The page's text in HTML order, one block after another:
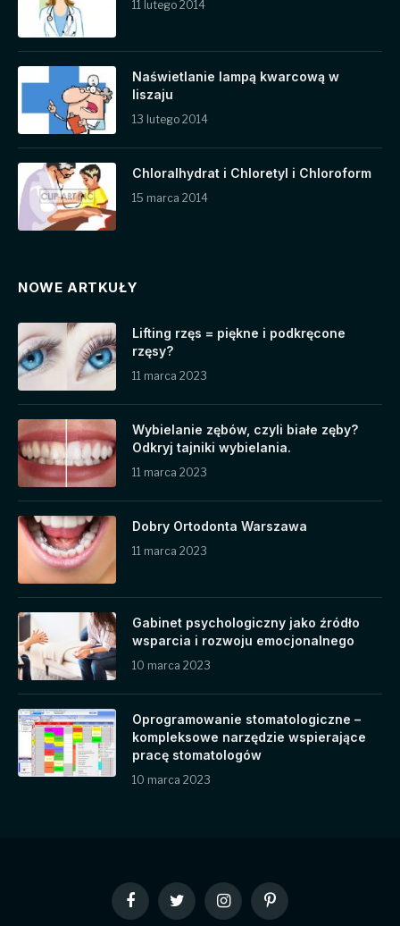
11 lutego 2014
Naświetlanie lampą kwarcową w
liszaju
13 lutego 2014
Chloralhydrat i Chloretyl i Chloroform
15 marca 2014
NOWE ARTKUŁY
Lifting rzęs = piękne i podkręcone
rzęsy?
11 marca 2023
Wybielanie zębów, czyli białe zęby?
Odkryj tajniki wybielania.
11 marca 2023
Dobry Ortodonta Warszawa
11 marca 2023
Gabinet psychologiczny jako źródło
wsparcia i rozwoju emocjonalnego
10 marca 2023
Oprogramowanie stomatologiczne –
kompleksowe narzędzie wspierające
pracę stomatologów
10 marca 2023
FacebookTwitter InstagramPinterest